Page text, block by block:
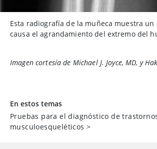
Esta radiografía de la muñeca muestra un
causa el agrandamiento del extremo del
Imagen cortesía de Michael J. Joyce, MD, y
En estos temas
Pruebas para el diagnóstico de
musculoesqueléticos >